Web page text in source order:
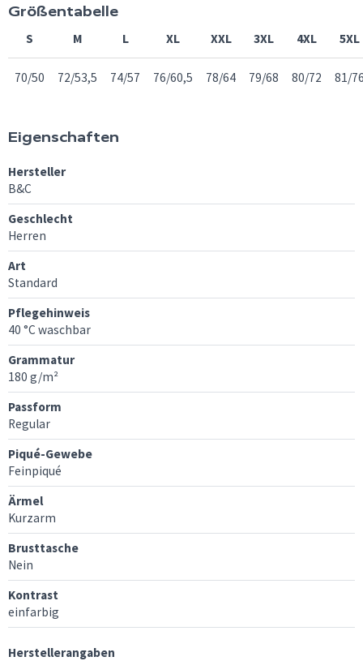
Größentabelle
S M L XL XXL 3XL 4XL 5XL
70/50 72/53,5 74/57 76/60,5 78/64 79/68 80/72 81/
Eigenschaften
Hersteller
B&C
Geschlecht
Herren
Art
Standard
Pflegehinweis
40 °C waschbar
Grammatur
180 g/m²
Passform
Regular
Piqué-Gewebe
Feinpiqué
Ärmel
Kurzarm
Brusttasche
Nein
Kontrast
einfarbig
Herstellerangaben